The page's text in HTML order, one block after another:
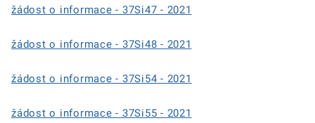
žádost o informace - 37Si47 - 2021
žádost o informace - 37Si48 - 2021
žádost o informace - 37Si54 - 2021
žádost o informace - 37Si55 - 2021